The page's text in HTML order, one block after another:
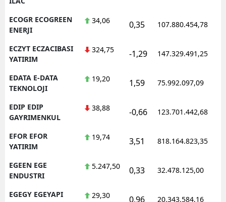
ECOGR ECOGREEN
ENERJI
34,06 0,35 107.880.454,78
ECZYT ECZACIBASI
YATIRIM
324,75 -1,29 147.329.491,25
EDATA E-DATA
TEKNOLOJI
19,20 1,59 75.992.097,09
EDIP EDIP
GAYRIMENKUL
38,88 -0,66 123.701.442,68
EFOR EFOR
YATIRIM
19,74 3,51 818.164.823,35
EGEEN EGE
ENDUSTRI
5.247,50 0,33 32.478.125,00
EGEGY EGEYAPI
29,30 0,96 20.343.584,16